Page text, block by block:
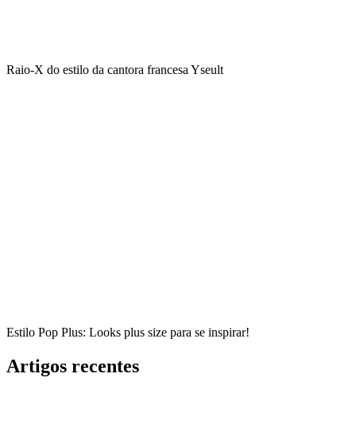
Raio-X do estilo da cantora francesa Yseult
Estilo Pop Plus: Looks plus size para se inspirar!
Artigos recentes